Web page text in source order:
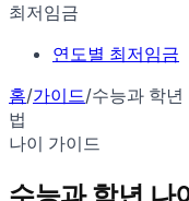
최저임금
연도별 최저임금
홈/가이드/수능과 학
법
나이 가이드